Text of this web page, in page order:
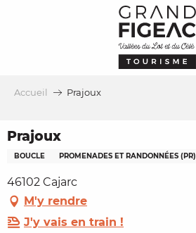
Accueil Prajoux
Prajoux
BOUCLE PROMENADES ET RANDONNÉES (PR)
46102 Cajarc
M'y rendre
J'y vais en train !